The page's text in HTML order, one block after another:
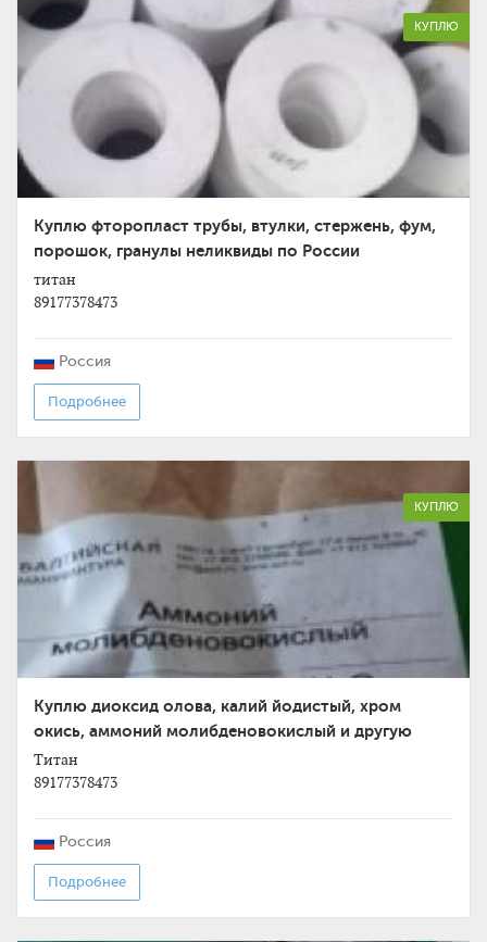
КУПЛЮ
Куплю фторопласт трубы, втулки, стержень, фум,
порошок, гранулы неликвиды по России
титан
89177378473
Россия
Подробнее
КУПЛЮ
Куплю диоксид олова, калий йодистый, хром
окись, аммоний молибденовокислый и другую
химию неликвиды
Титан
89177378473
Россия
Подробнее